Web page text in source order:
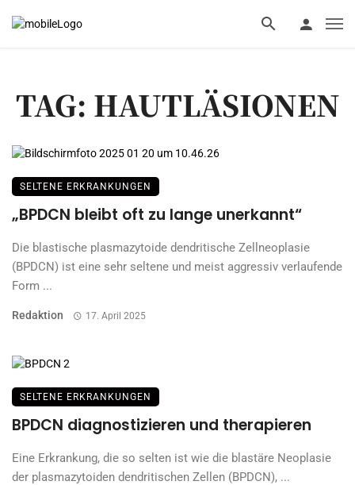
TAG: HAUTLÄSIONEN
SELTENE ERKRANKUNGEN
„BPDCN bleibt oft zu lange unerkannt“
Die blastische plasmazytoide dendritische Zellneoplasie
(BPDCN) ist eine sehr seltene und meist aggressiv verlaufende
Form ...
Redaktion 17. April 2025
SELTENE ERKRANKUNGEN
BPDCN diagnostizieren und therapieren
Eine Erkrankung, die so selten ist wie die blastäre Neoplasie
der plasmazytoiden dendritischen Zellen (BPDCN), ...